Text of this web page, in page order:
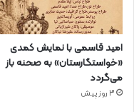
امید قاسمی با نمایش کمدی
«خواستگارستان» به صحنه باز
می‌گردد
3 روز پیش